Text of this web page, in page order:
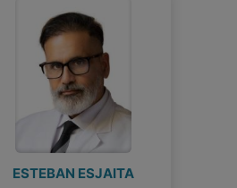
Roser, Maria del Rosal
Pont Plana